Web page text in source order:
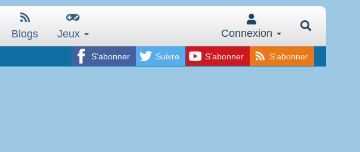
Blogs Jeux Connexion
S'abonner Suivre S'abonner S'abonner